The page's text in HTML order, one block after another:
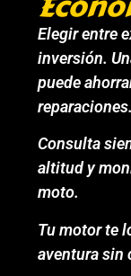
Elegir entre
inversión.
puede
reparaciones.
Consulta
altitud y
moto.
Tu motor te
aventura sin